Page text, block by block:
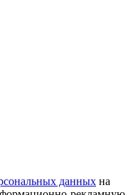
данных на